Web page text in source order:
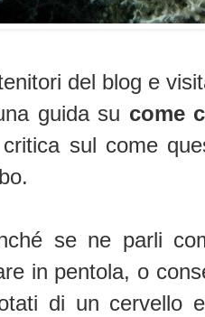
del blog e
guida su come
critica sul come
se ne parli
in pentola, o
di un cervello